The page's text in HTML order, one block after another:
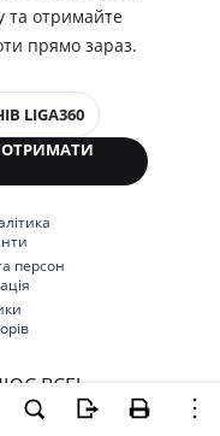
та отримайте
прямо зараз.
LIGA360
ОТРИМАТИ
персон
ВСЕ!